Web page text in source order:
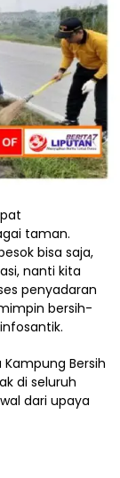
taman.
bisa saja,
nanti kita
penyadaran
bersih-
Bersih
di seluruh
dari upaya